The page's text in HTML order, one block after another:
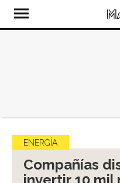
ENERGÍA
Compañías